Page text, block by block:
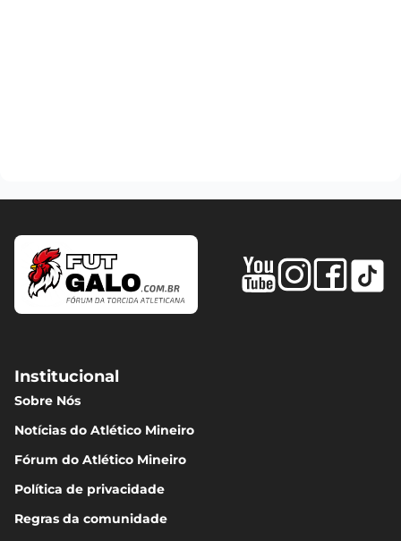
Institucional
Sobre Nós
Notícias do Atlético Mineiro
Fórum do Atlético Mineiro
Política de privacidade
Regras da comunidade